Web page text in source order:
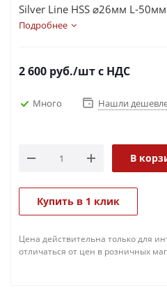
Silver Line HSS ⌀26мм L-
Подробнее
2 600 руб./штс НДС
Много Нашли
В
Купить в 1 клик
Цена действительна только для
отличаться от цен в розничных